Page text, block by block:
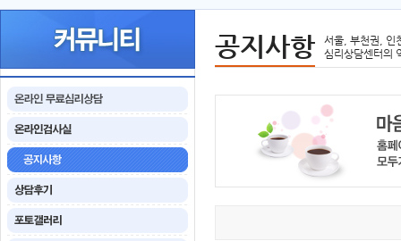
공지사항
서울, 부천권, 인
심리상담센터의